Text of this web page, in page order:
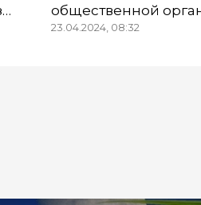
общественной
«Союз морских
23.04.2024, 08:32